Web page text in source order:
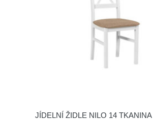
JÍDELNÍ ŽIDLE NILO 14